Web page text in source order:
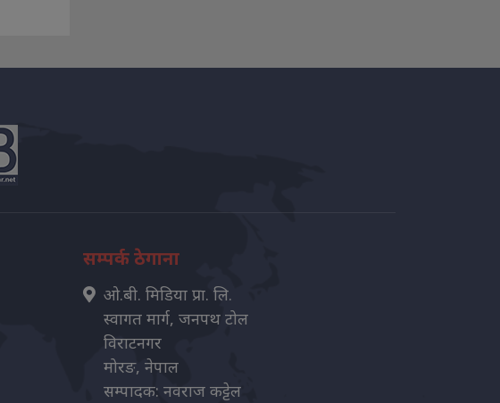
सम्पर्क ठेगाना
ओ.बी. मिडिया प्रा. लि.
स्वागत मार्ग, जनपथ टोल
विराटनगर
मोरङ, नेपाल
सम्पादक: नवराज कट्टेल